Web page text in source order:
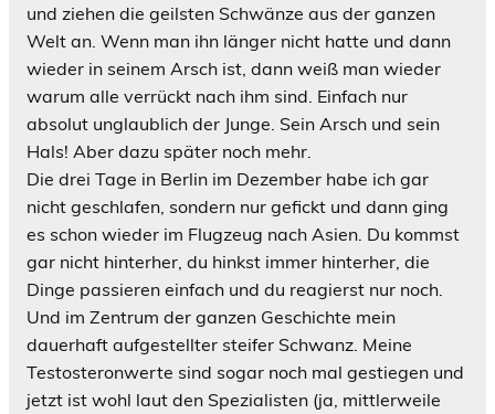
und ziehen die geilsten Schwänze aus der ganzen
Welt an. Wenn man ihn länger nicht hatte und dann
wieder in seinem Arsch ist, dann weiß man wieder
warum alle verrückt nach ihm sind. Einfach nur
absolut unglaublich der Junge. Sein Arsch und sein
Hals! Aber dazu später noch mehr.
Die drei Tage in Berlin im Dezember habe ich gar
nicht geschlafen, sondern nur gefickt und dann ging
es schon wieder im Flugzeug nach Asien. Du kommst
gar nicht hinterher, du hinkst immer hinterher, die
Dinge passieren einfach und du reagierst nur noch.
Und im Zentrum der ganzen Geschichte mein
dauerhaft aufgestellter steifer Schwanz. Meine
Testosteronwerte sind sogar noch mal gestiegen und
jetzt ist wohl laut den Spezialisten (ja, mittlerweile